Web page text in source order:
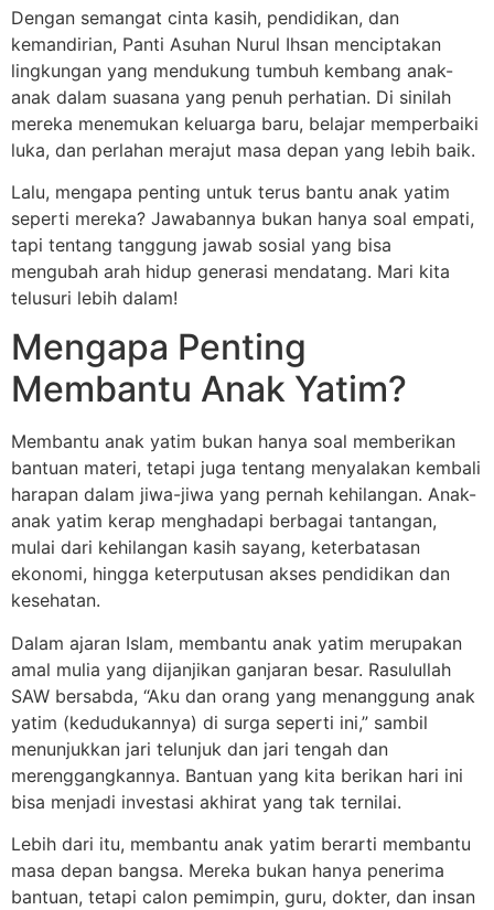
Dengan semangat cinta kasih, pendidikan, dan
kemandirian, Panti Asuhan Nurul Ihsan menciptakan
lingkungan yang mendukung tumbuh kembang anak-
anak dalam suasana yang penuh perhatian. Di sinilah
mereka menemukan keluarga baru, belajar memperbaiki
luka, dan perlahan merajut masa depan yang lebih baik.
Lalu, mengapa penting untuk terus bantu anak yatim
seperti mereka? Jawabannya bukan hanya soal empati,
tapi tentang tanggung jawab sosial yang bisa
mengubah arah hidup generasi mendatang. Mari kita
telusuri lebih dalam!
Mengapa Penting
Membantu Anak Yatim?
Membantu anak yatim bukan hanya soal memberikan
bantuan materi, tetapi juga tentang menyalakan kembali
harapan dalam jiwa-jiwa yang pernah kehilangan. Anak-
anak yatim kerap menghadapi berbagai tantangan,
mulai dari kehilangan kasih sayang, keterbatasan
ekonomi, hingga keterputusan akses pendidikan dan
kesehatan.
Dalam ajaran Islam, membantu anak yatim merupakan
amal mulia yang dijanjikan ganjaran besar. Rasulullah
SAW bersabda, “Aku dan orang yang menanggung anak
yatim (kedudukannya) di surga seperti ini,” sambil
menunjukkan jari telunjuk dan jari tengah dan
merenggangkannya. Bantuan yang kita berikan hari ini
bisa menjadi investasi akhirat yang tak ternilai.
Lebih dari itu, membantu anak yatim berarti membantu
masa depan bangsa. Mereka bukan hanya penerima
bantuan, tetapi calon pemimpin, guru, dokter, dan insan